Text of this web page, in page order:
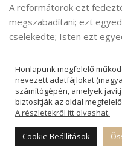
A reformátorok ezt
megszabadítani; ezt
cselekedte; Isten ezt
értünk; miként szeretett
olvashatjuk az örömteli
Ebből az isteni nyitásból
mi odaadásunk, ebben a
Honlapunk megfelelő
nevezett adatfájlokat
számítógépén, amelyek
biztosítják az oldal
A részletekről itt olvashat.
Cookie Beállítások